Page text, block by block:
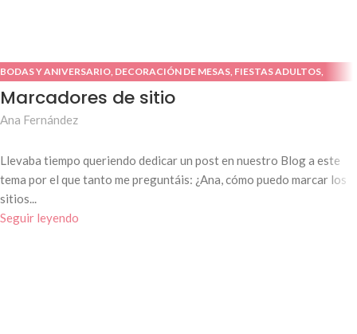
BODAS Y ANIVERSARIO, DECORACIÓN DE MESAS, FIESTAS ADULTOS,
FIESTAS INFANTILES
PRIMERA COMUNIÓN
Marcadores de sitio
Ana Fernández
Llevaba tiempo queriendo dedicar un post en nuestro Blog a este
tema por el que tanto me preguntáis: ¿Ana, cómo puedo marcar los
sitios...
Seguir leyendo